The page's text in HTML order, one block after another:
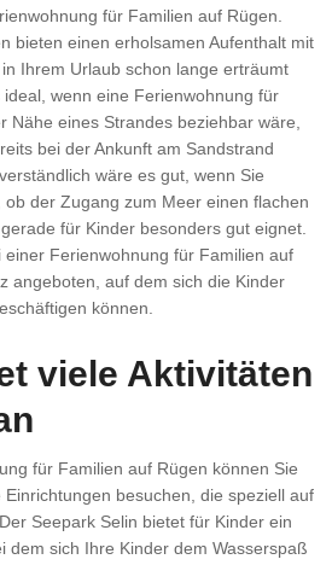
für Familien auf Rügen.
bieten einen erholsamen Aufenthalt mit
Ihrem Urlaub schon lange erträumt
wenn eine Ferienwohnung für
Nähe eines Strandes beziehbar wäre,
bei der Ankunft am Sandstrand
wäre es gut, wenn Sie
der Zugang zum Meer einen flachen
für Kinder besonders gut eignet.
einer Ferienwohnung für Familien auf
angeboten, auf dem sich die Kinder
können.
viele Aktivitäten
für Familien auf Rügen können Sie
besuchen, die speziell auf
Seepark Selin bietet für Kinder ein
dem sich Ihre Kinder dem Wasserspaß